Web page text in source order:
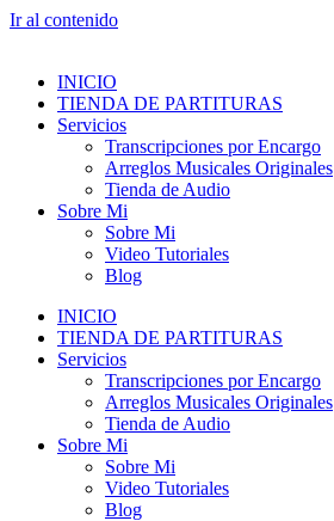
Ir al contenido
INICIO
TIENDA DE PARTITURAS
Servicios
Transcripciones por Encargo
Arreglos Musicales Originales
Tienda de Audio
Sobre Mi
Sobre Mi
Video Tutoriales
Blog
INICIO
TIENDA DE PARTITURAS
Servicios
Transcripciones por Encargo
Arreglos Musicales Originales
Tienda de Audio
Sobre Mi
Sobre Mi
Video Tutoriales
Blog